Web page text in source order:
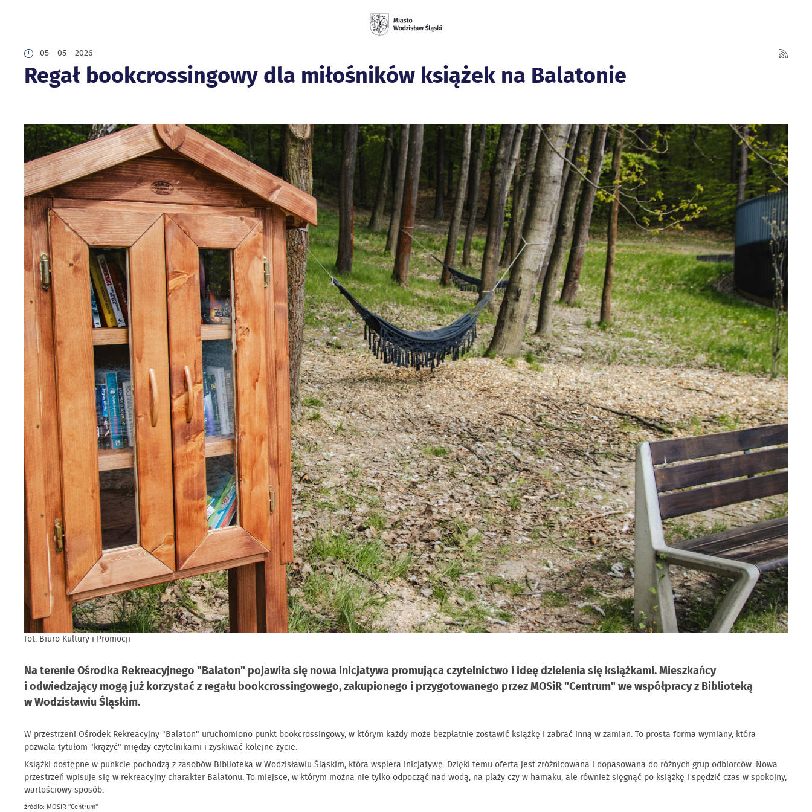
05 - 05 - 2026
Regał bookcrossingowy dla miłośników książek na Balatonie
fot. Biuro Kultury i Promocji
Na terenie Ośrodka Rekreacyjnego "Balaton" pojawiła się nowa inicjatywa promująca czytelnictwo i ideę dzielenia się książkami. Mieszkańcy
i odwiedzający mogą już korzystać z regału bookcrossingowego, zakupionego i przygotowanego przez MOSiR "Centrum" we współpracy z Biblioteką
w Wodzisławiu Śląskim.
W przestrzeni Ośrodek Rekreacyjny "Balaton" uruchomiono punkt bookcrossingowy, w którym każdy może bezpłatnie zostawić książkę i zabrać inną w zamian. To prosta forma wymiany, która
pozwala tytułom "krążyć" między czytelnikami i zyskiwać kolejne życie.
Książki dostępne w punkcie pochodzą z zasobów Biblioteka w Wodzisławiu Śląskim, która wspiera inicjatywę. Dzięki temu oferta jest zróżnicowana i dopasowana do różnych grup odbiorców. Nowa
przestrzeń wpisuje się w rekreacyjny charakter Balatonu. To miejsce, w którym można nie tylko odpocząć nad wodą, na plaży czy w hamaku, ale również sięgnąć po książkę i spędzić czas w spokojny,
wartościowy sposób.
źródło: MOSiR "Centrum"